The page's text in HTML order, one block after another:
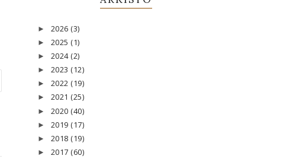
► 2026 (3)
► 2025 (1)
► 2024 (2)
► 2023 (12)
► 2022 (19)
► 2021 (25)
► 2020 (40)
► 2019 (17)
► 2018 (19)
► 2017 (60)